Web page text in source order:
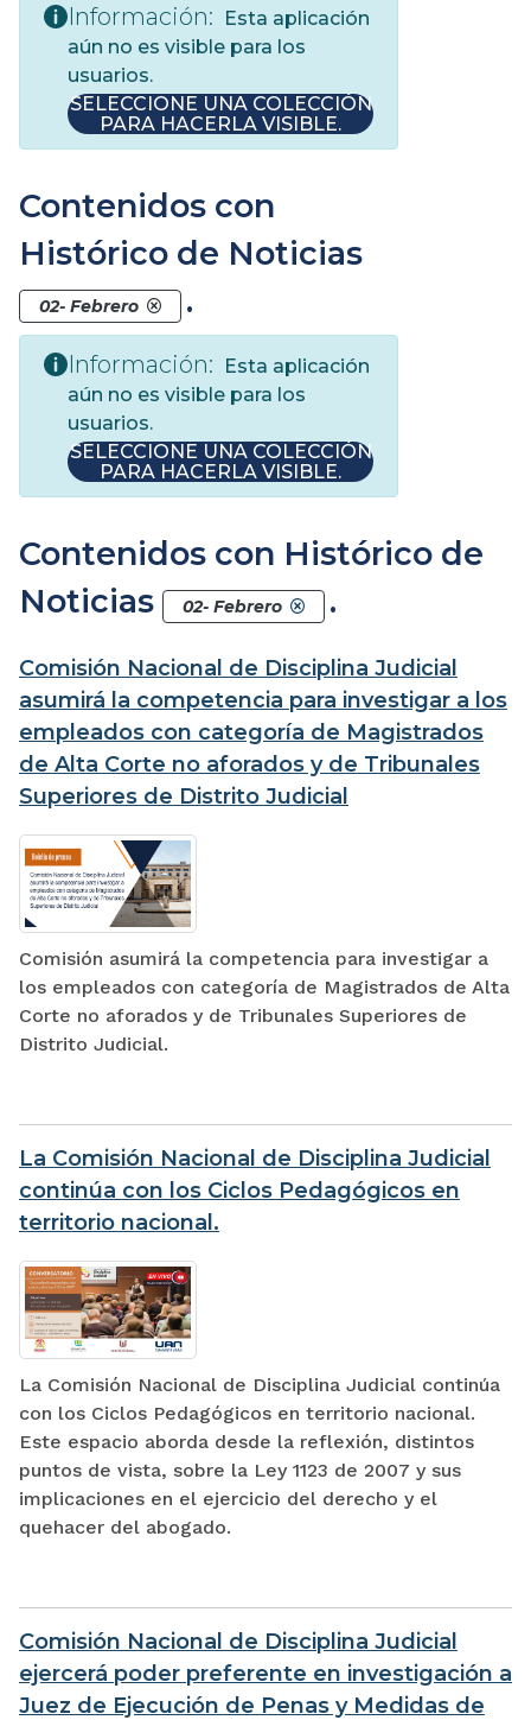
Información:
Esta aplicación
aún no es visible para los
usuarios.
SELECCIONE UNA COLECCIÓN
PARA HACERLA VISIBLE.
Contenidos con
Histórico de Noticias
02- Febrero .
Información:
Esta aplicación
aún no es visible para los
usuarios.
SELECCIONE UNA COLECCIÓN
PARA HACERLA VISIBLE.
Contenidos con Histórico de
Noticias
02- Febrero .
Comisión Nacional de Disciplina Judicial
asumirá la competencia para investigar a los
empleados con categoría de Magistrados
de Alta Corte no aforados y de Tribunales
Superiores de Distrito Judicial
Comisión asumirá la competencia para investigar a
los empleados con categoría de Magistrados de Alta
Corte no aforados y de Tribunales Superiores de
Distrito Judicial.
La Comisión Nacional de Disciplina Judicial
continúa con los Ciclos Pedagógicos en
territorio nacional.
La Comisión Nacional de Disciplina Judicial continúa
con los Ciclos Pedagógicos en territorio nacional.
Este espacio aborda desde la reflexión, distintos
puntos de vista, sobre la Ley 1123 de 2007 y sus
implicaciones en el ejercicio del derecho y el
quehacer del abogado.
Comisión Nacional de Disciplina Judicial
ejercerá poder preferente en investigación a
Juez de Ejecución de Penas y Medidas de